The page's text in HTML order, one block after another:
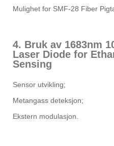
Mulighet for SMF-28 Fiber
4. Bruk av 1683nm
Laser Diode for
Sensing
Sensor utvikling;
Metangass deteksjon;
Ekstern modulasjon.